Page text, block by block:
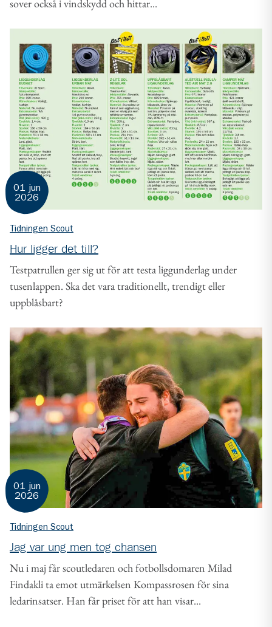
sover också i vindskydd och hittar...
01 jun
2026
Tidningen Scout
Hur ligger det till?
Testpatrullen ger sig ut för att testa liggunderlag under
tusenlappen. Ska det vara traditionellt, trendigt eller
uppblåsbart?
01 jun
2026
Tidningen Scout
Jag var ung men tog chansen
Nu i maj får scoutledaren och fotbollsdomaren Milad
Findakli ta emot utmärkelsen Kompassrosen för sina
ledarinsatser. Han får priset för att han visar...